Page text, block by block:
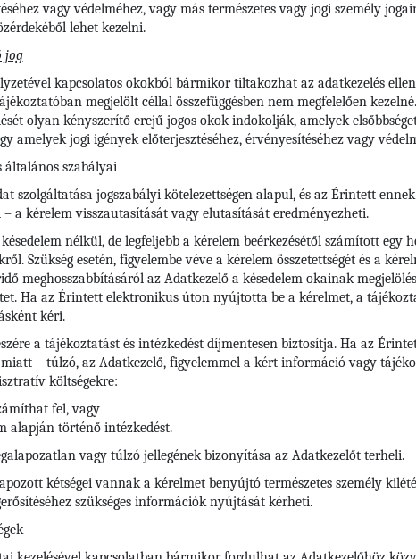
vagy védelméhez, vagy más természetes vagy jogi személy
lehet kezelni.
jog
kapcsolatos okokból bármikor tiltakozhat az adatkezelés
megjelölt céllal összefüggésben nem megfelelően
olyan kényszerítő erejű jogos okok indokolják, amelyek
amelyek jogi igények előterjesztéséhez, érvényesítéséhez vagy
szabályai
szolgáltatása jogszabályi kötelezettségen alapul, és az Érintett
a kérelem visszautasítását vagy elutasítását eredményezheti.
nélkül, de legfeljebb a kérelem beérkezésétől számított
Szükség esetén, figyelembe véve a kérelem összetettségét és a
meghosszabbításáról az Adatkezelő a késedelem okainak
Ha az Érintett elektronikus úton nyújtotta be a kérelmet, a
kéri.
a tájékoztatást és intézkedést díjmentesen biztosítja. Ha az
– túlzó, az Adatkezelő, figyelemmel a kért információ vagy
költségekre:
fel, vagy
alapján történő intézkedést.
vagy túlzó jellegének bizonyítása az Adatkezelőt terheli.
kétségei vannak a kérelmet benyújtó természetes személy
szükséges információk nyújtását kérheti.